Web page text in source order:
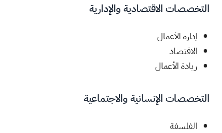
التخصصات الاقتصادية والإدارية
إدارة الأعمال
الاقتصاد
ريادة الأعمال
التخصصات الإنسانية والاجتماعية
الفلسفة